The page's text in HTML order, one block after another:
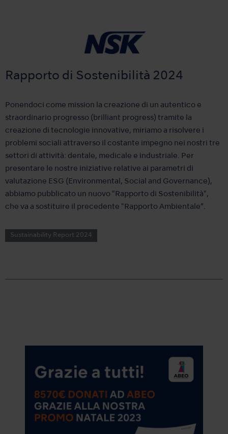
Rapporto di Sostenibilità 2024
Ponendoci come mission la creazione di un autentico e
straordinario progresso (brilliant progress) tramite la
creazione di tecnologie innovative, miriamo a risolvere i
problemi sociali attraverso il costante impegno nei nostri tre
settori di attività: dentale, medicale e industriale. Per
presentare le nostre iniziative relative ai parametri di
valutazione ESG (Environmental, Social and Governance),
abbiamo pubblicato un nuovo "Rapporto di Sostenibilità",
che va a sostituire il precedente "Rapporto Ambientale”.
Sustainability Report 2024